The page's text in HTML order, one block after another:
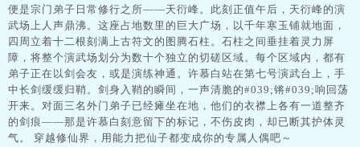
便是宗门弟子日常修行之所——天衍峰。此刻正值午后，天衍峰的演
武场上人声鼎沸。这座占地数里的巨大广场，以千年寒玉铺就地面，
四周立着十二根刻满上古符文的图腾石柱。石柱之间垂挂着灵力屏
障，将整个演武场划分为数十个独立的切磋区域。每个区域内，都有
弟子正在以剑会友，或是演练神通。许慕白站在第七号演武台上，手
中长剑缓缓归鞘。剑身入鞘的瞬间，一声清脆的#039;锵#039;响回荡
开来。对面三名外门弟子已经瘫坐在地，他们的衣襟上各有一道整齐
的剑痕——那是许慕白刻意留下的标记，不伤皮肉，却已断其护体灵
气。 穿越修仙界，用能力把仙子都变成你的专属人偶吧～